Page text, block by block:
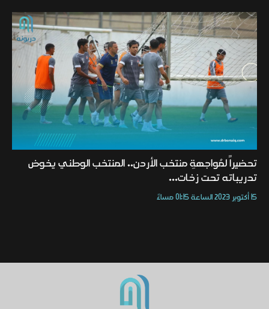
تحضيراً لمُواجهةِ منتخب الأردن.. المنتخب الوطني يخوض
تدريباته تحت زخات...
15 أكتوبر 2023 الساعة 01:15 مساءً